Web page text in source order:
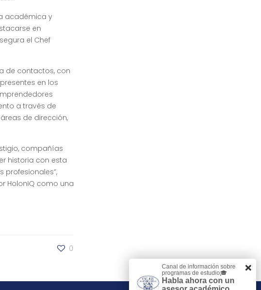
académica y
en
el Chef
de contactos, con
en los
a través de
de dirección,
compañías
historia con esta
profesionales”,
HolonIQ como una
0
Canal de información sobre
programas de estudio🎓
Habla ahora con un